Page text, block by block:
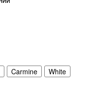
Carmine
White